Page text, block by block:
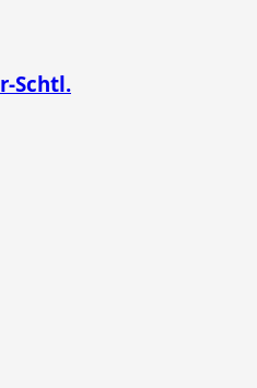
Schtl.